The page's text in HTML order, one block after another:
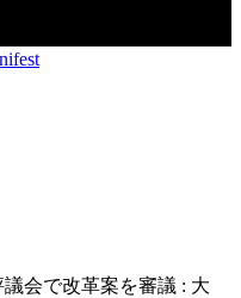
会で改革案を審議 : 大